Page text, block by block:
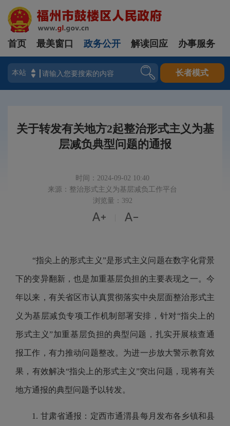
登录
首页 最美窗口 政务公开 解读回应 办事服务
长者模式
关于转发有关地方2起整治形式主义为基
层减负典型问题的通报
时间：2024-09-02 10:40
来源：整治形式主义为基层减负工作平台
浏览量：392
 
“指尖上的形式主义”是形式主义问题在数字化背景
下的变异翻新，也是加重基层负担的主要表现之一。今
年以来，有关省区市认真贯彻落实中央层面整治形式主
义为基层减负专项工作机制部署安排，针对“指尖上的
形式主义”加重基层负担的典型问题，扎实开展核查通
报工作，有力推动问题整改。为进一步放大警示教育效
果，有效解决“指尖上的形式主义”突出问题，现将有关
地方通报的典型问题予以转发。
1. 甘肃省通报：定西市通渭县每月发布各乡镇和县